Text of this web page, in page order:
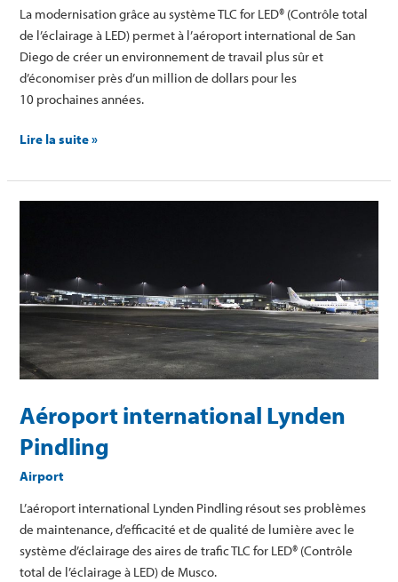
La modernisation grâce au système TLC for LED® (Contrôle total
de l’éclairage à LED) permet à l’aéroport international de San
Diego de créer un environnement de travail plus sûr et
d’économiser près d’un million de dollars pour les
10 prochaines années.
Lire la suite »
Aéroport international Lynden
Pindling
Airport
L’aéroport international Lynden Pindling résout ses problèmes
de maintenance, d’efficacité et de qualité de lumière avec le
système d’éclairage des aires de trafic TLC for LED® (Contrôle
total de l’éclairage à LED) de Musco.
Pindling